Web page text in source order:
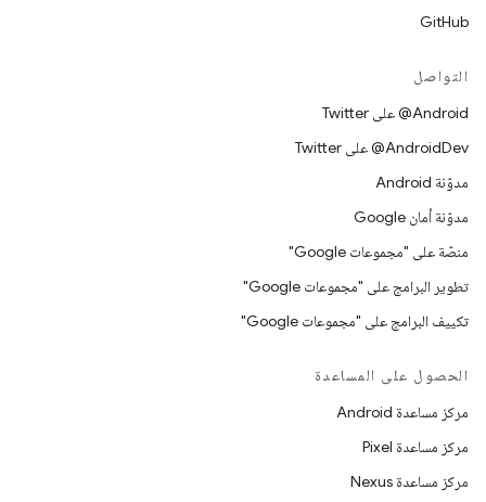
GitHub
التواصل
‎@Android على Twitter
‎@AndroidDev على Twitter
مدوّنة Android
مدوّنة أمان Google
منصّة على "مجموعات Google"
تطوير البرامج على "مجموعات Google"
تكييف البرامج على "مجموعات Google"
الحصول على المساعدة
مركز مساعدة Android
مركز مساعدة Pixel
مركز مساعدة Nexus